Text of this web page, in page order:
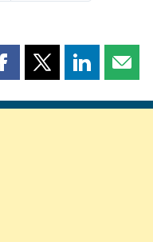
Partager
page
Partager
page
Partager
page page